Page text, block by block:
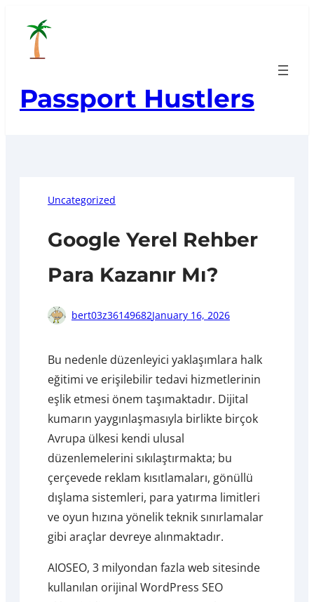
content
Passport Hustlers
Uncategorized
Google Yerel Rehber
Para Kazanır Mı?
bert03z36149682January 16, 2026
Bu nedenle düzenleyici yaklaşımlara halk
eğitimi ve erişilebilir tedavi hizmetlerinin
eşlik etmesi önem taşımaktadır. Dijital
kumarın yaygınlaşmasıyla birlikte birçok
Avrupa ülkesi kendi ulusal
düzenlemelerini sıkılaştırmakta; bu
çerçevede reklam kısıtlamaları, gönüllü
dışlama sistemleri, para yatırma limitleri
ve oyun hızına yönelik teknik sınırlamalar
gibi araçlar devreye alınmaktadır.
AIOSEO, 3 milyondan fazla web sitesinde
kullanılan orijinal WordPress SEO